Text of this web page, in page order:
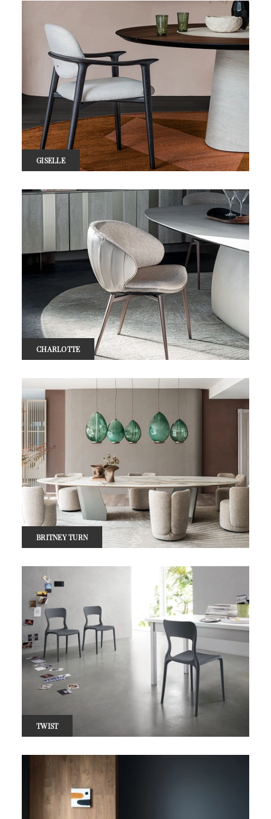
GISELLE
CHARLOTTE
BRITNEY TURN
TWIST